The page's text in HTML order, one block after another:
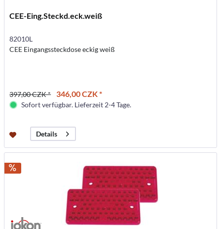
CEE-Eing.Steckd.eck.weiß
82010L
CEE Eingangssteckdose eckig weiß
397,00 CZK * 346,00 CZK *
Sofort verfügbar. Lieferzeit 2-4 Tage.
Details